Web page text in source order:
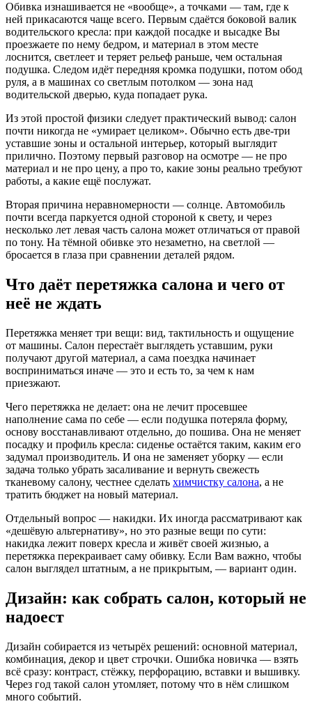
Обивка изнашивается не «вообще», а точками — там, где к
ней прикасаются чаще всего. Первым сдаётся боковой валик
водительского кресла: при каждой посадке и высадке Вы
проезжаете по нему бедром, и материал в этом месте
лоснится, светлеет и теряет рельеф раньше, чем остальная
подушка. Следом идёт передняя кромка подушки, потом обод
руля, а в машинах со светлым потолком — зона над
водительской дверью, куда попадает рука.
Из этой простой физики следует практический вывод: салон
почти никогда не «умирает целиком». Обычно есть две-три
уставшие зоны и остальной интерьер, который выглядит
прилично. Поэтому первый разговор на осмотре — не про
материал и не про цену, а про то, какие зоны реально требуют
работы, а какие ещё послужат.
Вторая причина неравномерности — солнце. Автомобиль
почти всегда паркуется одной стороной к свету, и через
несколько лет левая часть салона может отличаться от правой
по тону. На тёмной обивке это незаметно, на светлой —
бросается в глаза при сравнении деталей рядом.
Что даёт перетяжка салона и чего от
неё не ждать
Перетяжка меняет три вещи: вид, тактильность и ощущение
от машины. Салон перестаёт выглядеть уставшим, руки
получают другой материал, а сама поездка начинает
восприниматься иначе — это и есть то, за чем к нам
приезжают.
Чего перетяжка не делает: она не лечит просевшее
наполнение сама по себе — если подушка потеряла форму,
основу восстанавливают отдельно, до пошива. Она не меняет
посадку и профиль кресла: сиденье остаётся таким, каким его
задумал производитель. И она не заменяет уборку — если
задача только убрать засаливание и вернуть свежесть
тканевому салону, честнее сделать химчистку салона, а не
тратить бюджет на новый материал.
Отдельный вопрос — накидки. Их иногда рассматривают как
«дешёвую альтернативу», но это разные вещи по сути:
накидка лежит поверх кресла и живёт своей жизнью, а
перетяжка перекраивает саму обивку. Если Вам важно, чтобы
салон выглядел штатным, а не прикрытым, — вариант один.
Дизайн: как собрать салон, который не
надоест
Дизайн собирается из четырёх решений: основной материал,
комбинация, декор и цвет строчки. Ошибка новичка — взять
всё сразу: контраст, стёжку, перфорацию, вставки и вышивку.
Через год такой салон утомляет, потому что в нём слишком
много событий.